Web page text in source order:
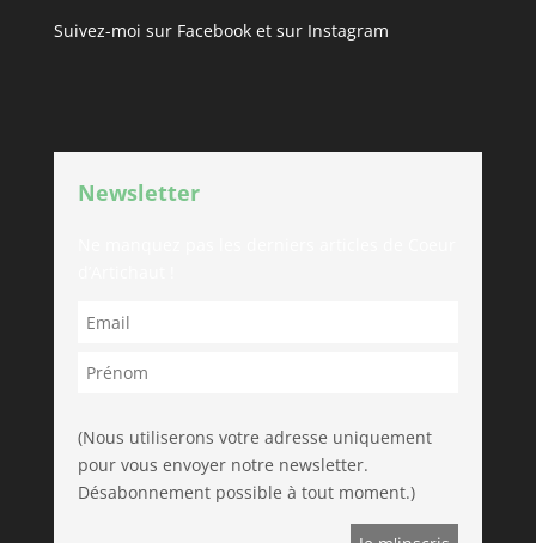
Suivez-moi sur Facebooket sur Instagram
Newsletter
(Nous utiliserons votre adresse uniquement
pour vous envoyer notre newsletter.
Désabonnement possible à tout moment.)